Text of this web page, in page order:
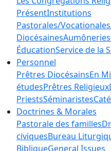
PrésentInstitutions
Pastorales/Vocationales
Diocésaines
ÉducationService de la
Personnel
Prêtres DiocésainsEn
étudesPrêtres Religieux
PriestsSéminaristes
Doctrines & Morales
Pastorale des familles
civiquesBureau
BibliqueGeneral Issues